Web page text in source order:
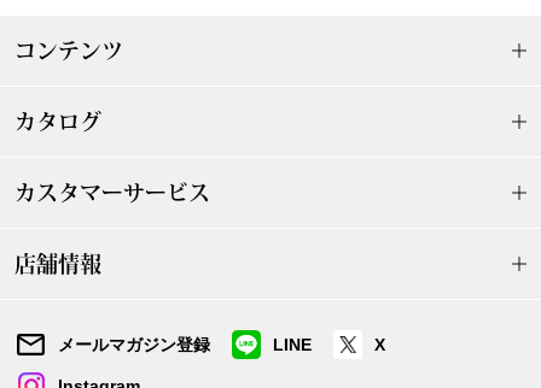
プ
ス
おすすめブラ
ザ･ノース･フ
コンテンツ
カタログ
カスタマーサービス
店舗情報
メールマガジン登録 LINE X